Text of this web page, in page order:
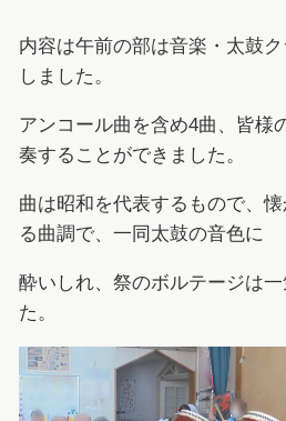
内容は午前の部は音楽・太鼓
しました。
アンコール曲を含め4曲、皆様
奏することができました。
曲は昭和を代表するもので、
る曲調で、一同太鼓の音色に
酔いしれ、祭のボルテージは
た。